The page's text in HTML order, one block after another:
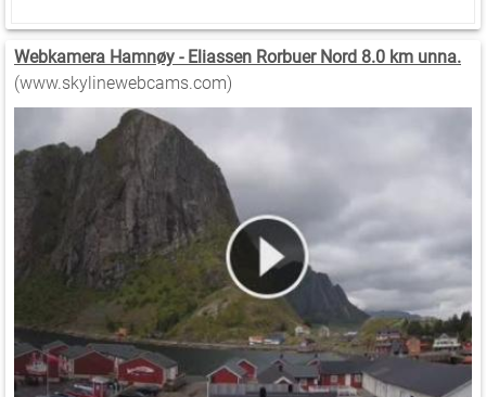
Webkamera Hamnøy - Eliassen Rorbuer Nord 8.0 km unna.
(www.skylinewebcams.com)